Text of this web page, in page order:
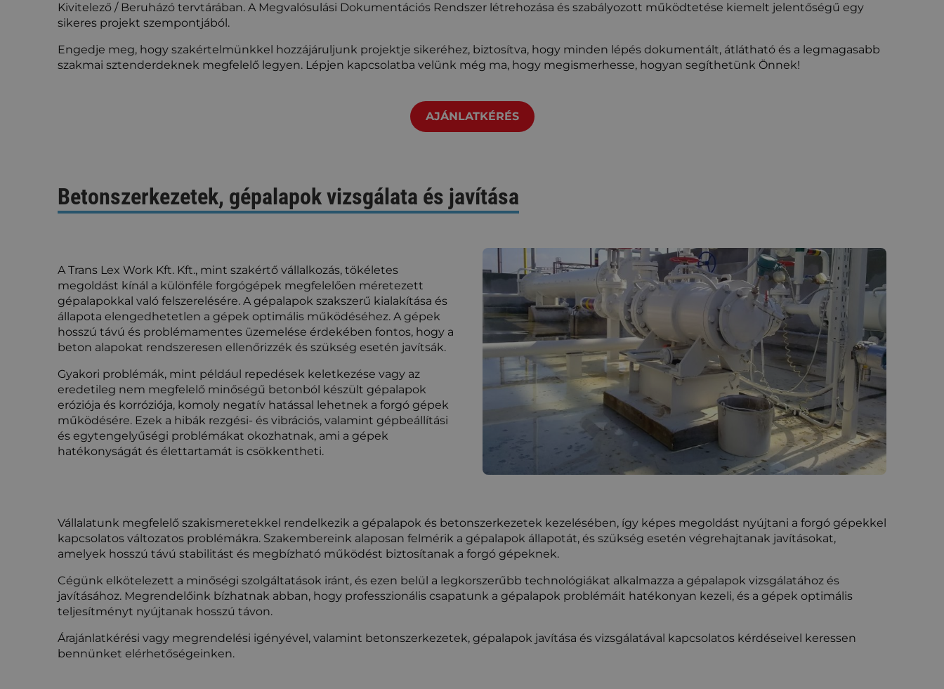
Kivitelező / Beruházó tervtárában. A Megvalósulási Dokumentációs Rendszer létrehozása és szabályozott működtetése kiemelt jelentőségű egy
sikeres projekt szempontjából.
Engedje meg, hogy szakértelmünkkel hozzájáruljunk projektje sikeréhez, biztosítva, hogy minden lépés dokumentált, átlátható és a legmagasabb
szakmai sztenderdeknek megfelelő legyen. Lépjen kapcsolatba velünk még ma, hogy megismerhesse, hogyan segíthetünk Önnek!
AJÁNLATKÉRÉS
Betonszerkezetek, gépalapok vizsgálata és javítása
A Trans Lex Work Kft. Kft., mint szakértő vállalkozás, tökéletes
megoldást kínál a különféle forgógépek megfelelően méretezett
gépalapokkal való felszerelésére. A gépalapok szakszerű kialakítása és
állapota elengedhetetlen a gépek optimális működéséhez. A gépek
hosszú távú és problémamentes üzemelése érdekében fontos, hogy a
beton alapokat rendszeresen ellenőrizzék és szükség esetén javítsák.
Gyakori problémák, mint például repedések keletkezése vagy az
eredetileg nem megfelelő minőségű betonból készült gépalapok
eróziója és korróziója, komoly negatív hatással lehetnek a forgó gépek
működésére. Ezek a hibák rezgési- és vibrációs, valamint gépbeállítási
és egytengelyűségi problémákat okozhatnak, ami a gépek
hatékonyságát és élettartamát is csökkentheti.
Vállalatunk megfelelő szakismeretekkel rendelkezik a gépalapok és betonszerkezetek kezelésében, így képes megoldást nyújtani a forgó gépekkel
kapcsolatos változatos problémákra. Szakembereink alaposan felmérik a gépalapok állapotát, és szükség esetén végrehajtanak javításokat,
amelyek hosszú távú stabilitást és megbízható működést biztosítanak a forgó gépeknek.
Cégünk elkötelezett a minőségi szolgáltatások iránt, és ezen belül a legkorszerűbb technológiákat alkalmazza a gépalapok vizsgálatához és
javításához. Megrendelőink bízhatnak abban, hogy professzionális csapatunk a gépalapok problémáit hatékonyan kezeli, és a gépek optimális
teljesítményt nyújtanak hosszú távon.
Árajánlatkérési vagy megrendelési igényével, valamint betonszerkezetek, gépalapok javítása és vizsgálatával kapcsolatos kérdéseivel keressen
bennünket elérhetőségeinken.